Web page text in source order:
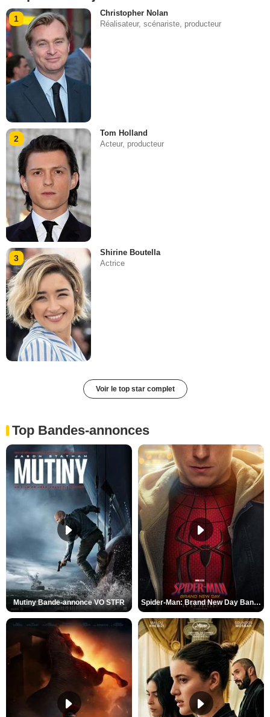
1
Christopher Nolan
Réalisateur, scénariste, producteur
2
Tom Holland
Acteur, producteur
3
Shirine Boutella
Actrice
Voir le top star complet
Top Bandes-annonces
Mutiny Bande-annonce VO STFR Spider-Man: Brand New Day Bande-annonce VO STFR